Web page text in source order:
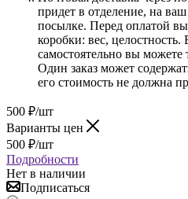
придет в отделение, на
посылке. Перед оплатой
коробки: вес, целостность.
самостоятельно вы можете
Один заказ может
его стоимость не должна
500 ₽/шт
Варианты цен
500 ₽/шт
Подробности
Нет в наличии
Подписаться